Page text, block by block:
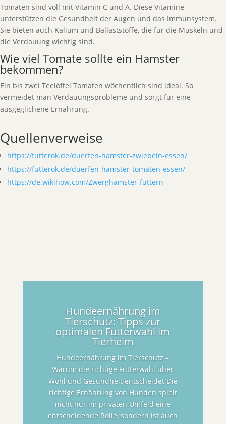
Tomaten sind voll mit Vitamin C und A. Diese Vitamine
unterstützen die Gesundheit der Augen und das Immunsystem.
Sie bieten auch Kalium und Ballaststoffe, die für die Muskeln und
die Verdauung wichtig sind.
Wie viel Tomate sollte ein Hamster
bekommen?
Ein bis zwei Teelöffel Tomaten wöchentlich sind ideal. So
vermeidet man Verdauungsprobleme und sorgt für eine
ausgeglichene Ernährung.
Quellenverweise
https://futterok.de/duerfen-hamster-zwiebeln-essen/
https://futterok.de/duerfen-hamster-tomaten-essen/
https://de.wikihow.com/Zwerghamster-füttern
Hundeernährung im
Tierschutz: Tipps zur
optimalen Futterwahl im
Tierheim
Hundeernährung im Tierschutz –
Warum die richtige Futterwahl über
Wohl und Gesundheit entscheidet Die
richtige Ernährung von Hunden spielt
nicht nur im privaten Umfeld eine
entscheidende Rolle, sondern ist auch